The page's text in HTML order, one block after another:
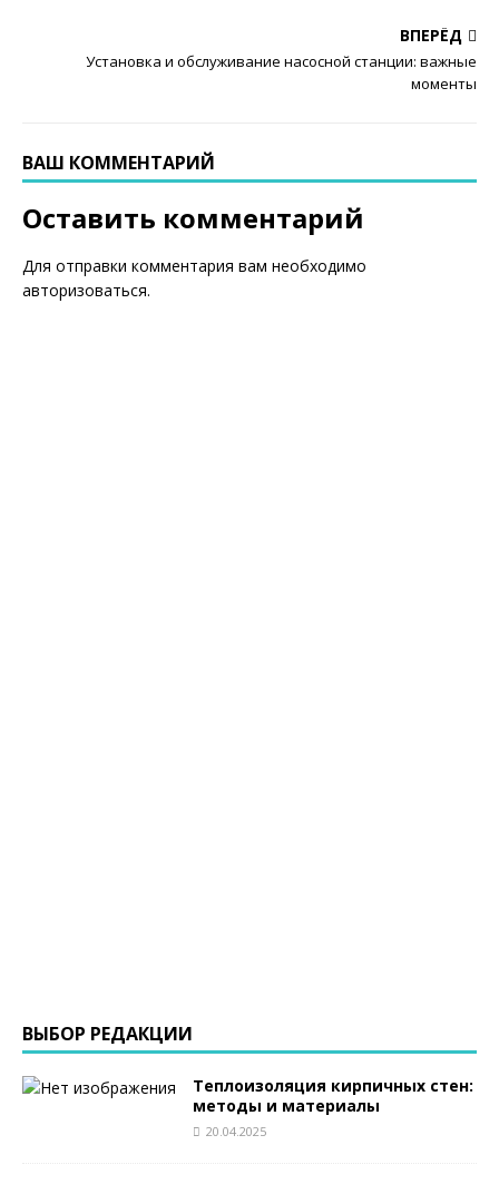
ВПЕРЁД
Установка и обслуживание насосной станции: важные
моменты
ВАШ КОММЕНТАРИЙ
Оставить комментарий
Для отправки комментария вам необходимо
авторизоваться.
ВЫБОР РЕДАКЦИИ
Теплоизоляция кирпичных стен:
методы и материалы
20.04.2025